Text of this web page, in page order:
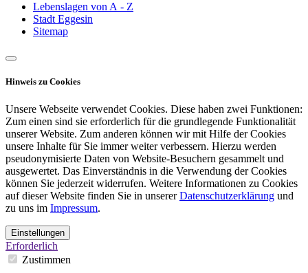
Lebenslagen von A - Z
Stadt Eggesin
Sitemap
Hinweis zu Cookies
Unsere Webseite verwendet Cookies. Diese haben zwei Funktionen:
Zum einen sind sie erforderlich für die grundlegende Funktionalität
unserer Website. Zum anderen können wir mit Hilfe der Cookies
unsere Inhalte für Sie immer weiter verbessern. Hierzu werden
pseudonymisierte Daten von Website-Besuchern gesammelt und
ausgewertet. Das Einverständnis in die Verwendung der Cookies
können Sie jederzeit widerrufen. Weitere Informationen zu Cookies
auf dieser Website finden Sie in unsererDatenschutzerklärung und
zu uns im Impressum.
Einstellungen
Erforderlich
Zustimmen